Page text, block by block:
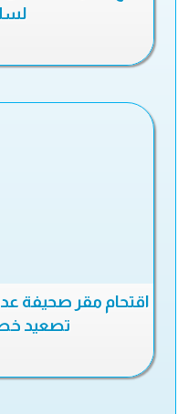
اقتحام مقر صحيفة
تصعيد